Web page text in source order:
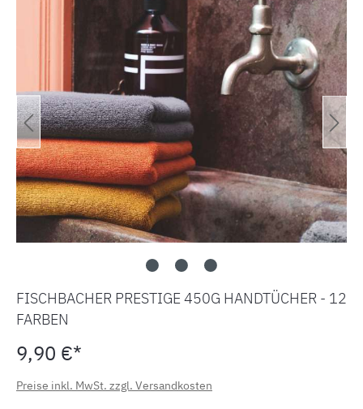
FISCHBACHER PRESTIGE 450G HANDTÜCHER - 12
FARBEN
9,90 €*
Preise inkl. MwSt. zzgl. Versandkosten